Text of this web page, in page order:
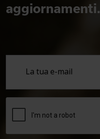
aggiornamenti.